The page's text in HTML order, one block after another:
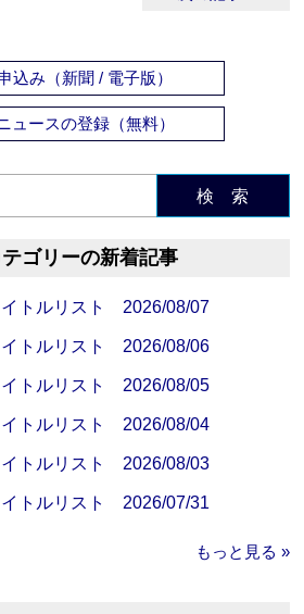
込み（新聞 / 電子版）
ュースの登録（無料）
検 索
ゴリーの新着記事
イトルリスト 2026/08/07
イトルリスト 2026/08/06
イトルリスト 2026/08/05
イトルリスト 2026/08/04
イトルリスト 2026/08/03
イトルリスト 2026/07/31
もっと見る »